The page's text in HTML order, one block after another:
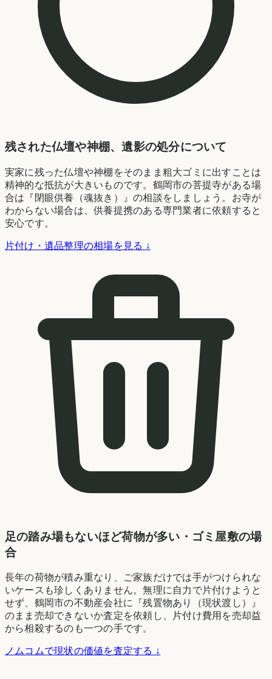
残された仏壇や神棚、遺影の処分について
実家に残った仏壇や神棚をそのまま粗大ゴミに出すことは
精神的な抵抗が大きいものです。鶴岡市の菩提寺がある場
合は『閉眼供養（魂抜き）』の相談をしましょう。お寺が
わからない場合は、供養提携のある専門業者に依頼すると
安心です。
片付け・遺品整理の相場を見る ↓
足の踏み場もないほど荷物が多い・ゴミ屋敷の場
合
長年の荷物が積み重なり、ご家族だけでは手がつけられな
いケースも珍しくありません。無理に自力で片付けようと
せず、鶴岡市の不動産会社に『残置物あり（現状渡し）』
のまま売却できないか査定を依頼し、片付け費用を売却益
から相殺するのも一つの手です。
ノムコムで現状の価値を査定する ↓